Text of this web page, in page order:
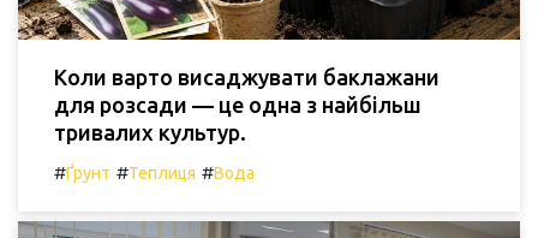
Коли варто висаджувати баклажани
для розсади — це одна з найбільш
тривалих культур.
#Ґрунт #Теплиця #Вода